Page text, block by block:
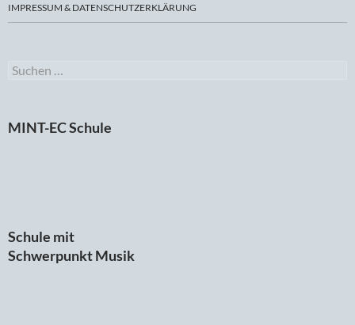
IMPRESSUM & DATENSCHUTZERKLÄRUNG
Suchen
MINT-EC Schule
Schule mit
Schwerpunkt Musik